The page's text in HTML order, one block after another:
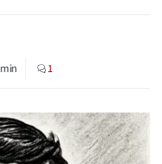
min 1